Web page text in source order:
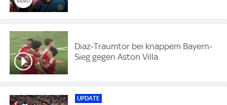
Diaz-Traumtor bei knappem Bayern-
Sieg gegen Aston Villa
UPDATE